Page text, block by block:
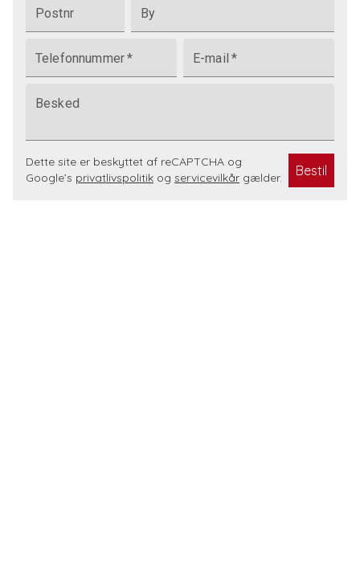
Postnr By
Telefonnummer* E-mail *
Besked
Dette site er beskyttet af reCAPTCHA og
Google’s privatlivspolitik og servicevilkår gælder. Bestil